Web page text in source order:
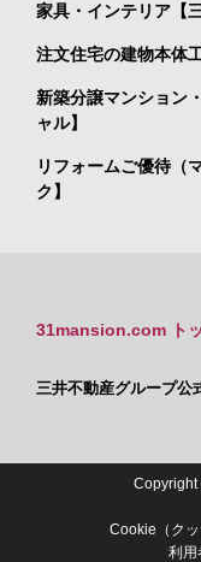
家具・インテリア【
注文住宅の建物本体
新築分譲マンション
ャル】
リフォームご優待（
ク】
31mansion.com トッ
三井不動産グループ
Copyright
Cookie（ク
利用